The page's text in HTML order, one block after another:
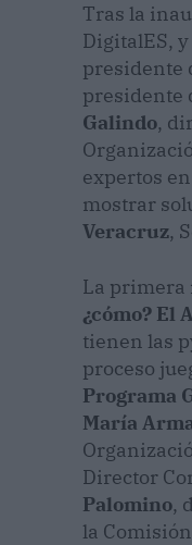
Tras la
DigitalES, y
presidente
presidente
Galindo,
expertos
mostrar
Veracruz,
La primera
¿cómo? El
tienen las
proceso
Programa
María
Director
Palomino,
la